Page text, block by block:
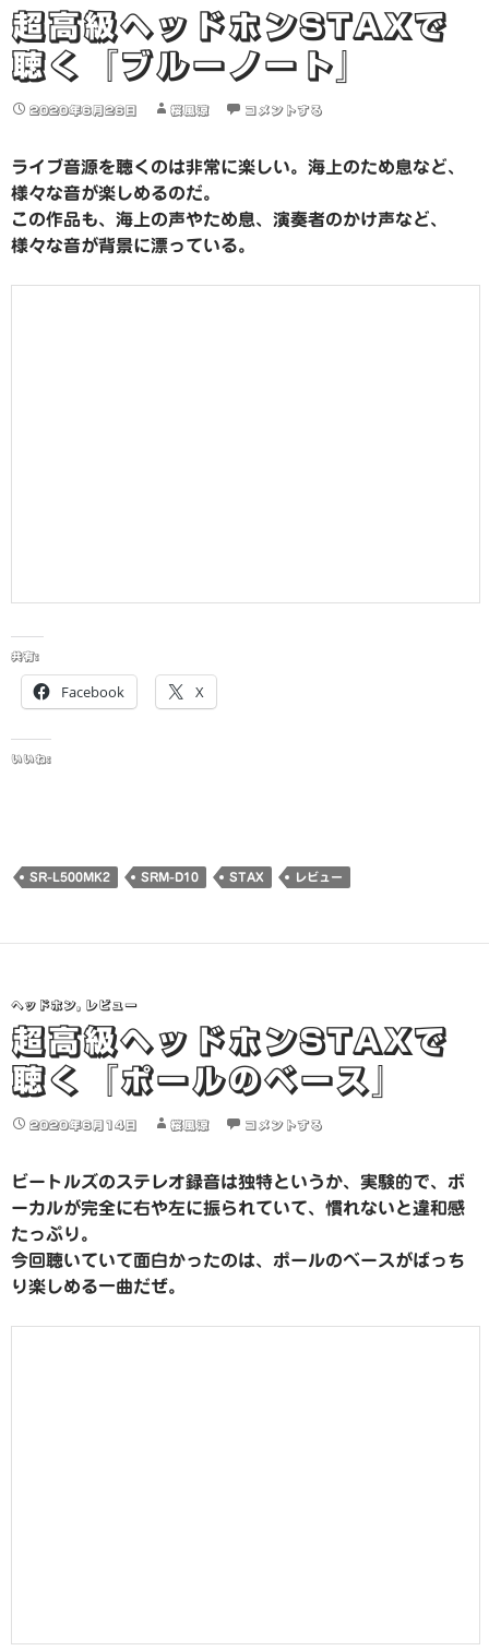
超高級ヘッドホンSTAXで
聴く『ブルーノート』
2020年6月26日 桜風涼 コメントする
ライブ音源を聴くのは非常に楽しい。海上のため息など、
様々な音が楽しめるのだ。
この作品も、海上の声やため息、演奏者のかけ声など、
様々な音が背景に漂っている。
共有:
Facebook X
いいね:
SR-L500MK2 SRM-D10 STAX レビュー
ヘッドホン, レビュー
超高級ヘッドホンSTAXで
聴く『ポールのベース』
2020年6月14日 桜風涼 コメントする
ビートルズのステレオ録音は独特というか、実験的で、ボ
ーカルが完全に右や左に振られていて、慣れないと違和感
たっぷり。
今回聴いていて面白かったのは、ポールのベースがばっち
り楽しめる一曲だぜ。